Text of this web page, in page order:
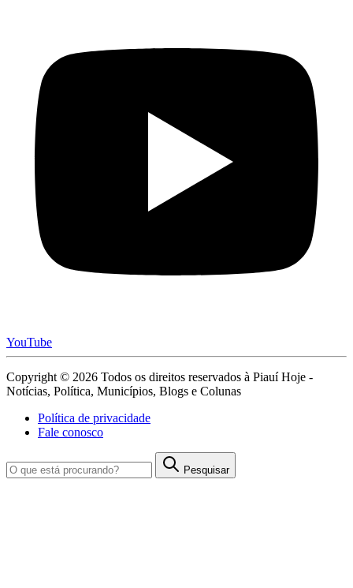
YouTube
Copyright © 2026 Todos os direitos reservados à Piauí Hoje -
Notícias, Política, Municípios, Blogs e Colunas
Política de privacidade
Fale conosco
Pesquisar